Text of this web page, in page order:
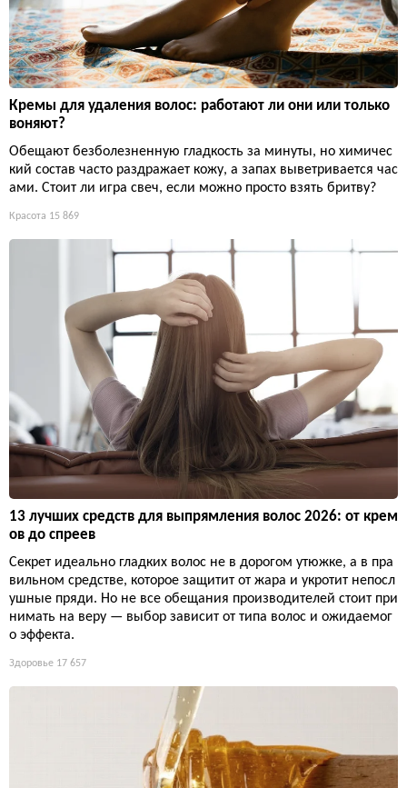
Кремы для удаления волос: работают ли они или только
воняют?
Обещают безболезненную гладкость за минуты, но химичес
кий состав часто раздражает кожу, а запах выветривается час
ами. Стоит ли игра свеч, если можно просто взять бритву?
Красота 15 869
13 лучших средств для выпрямления волос 2026: от крем
ов до спреев
Секрет идеально гладких волос не в дорогом утюжке, а в пра
вильном средстве, которое защитит от жара и укротит непосл
ушные пряди. Но не все обещания производителей стоит при
нимать на веру — выбор зависит от типа волос и ожидаемог
о эффекта.
Здоровье 17 657